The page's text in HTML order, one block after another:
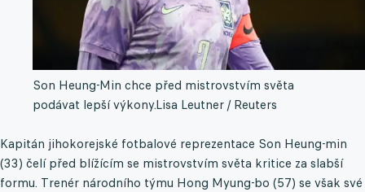
Son Heung-Min chce před mistrovstvím světa
podávat lepší výkony.Lisa Leutner / Reuters
Kapitán jihokorejské fotbalové reprezentace Son Heung-min
(33) čelí před blížícím se mistrovstvím světa kritice za slabší
formu. Trenér národního týmu Hong Myung-bo (57) se však své